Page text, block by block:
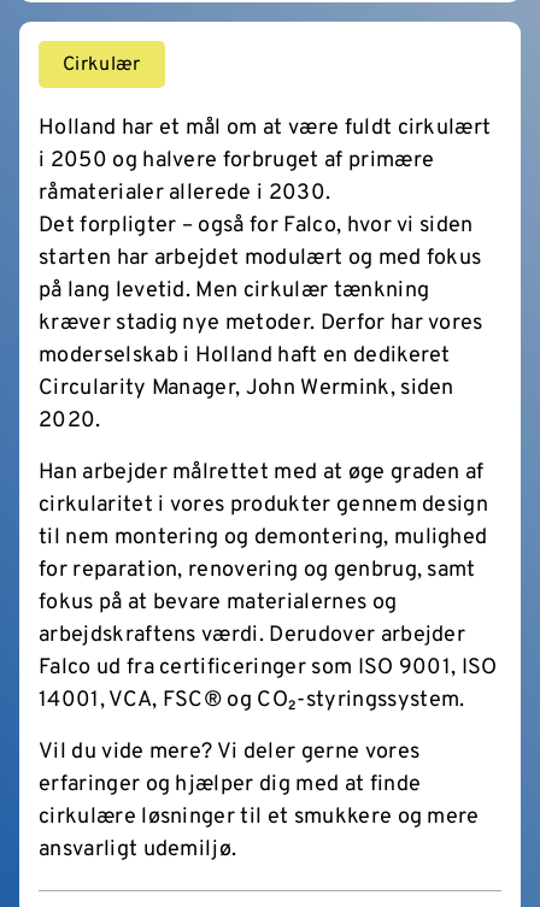
Cirkulær
Holland har et mål om at være fuldt cirkulært
i 2050 og halvere forbruget af primære
råmaterialer allerede i 2030.
Det forpligter – også for Falco, hvor vi siden
starten har arbejdet modulært og med fokus
på lang levetid. Men cirkulær tænkning
kræver stadig nye metoder. Derfor har vores
moderselskab i Holland haft en dedikeret
Circularity Manager, John Wermink, siden
2020.
Han arbejder målrettet med at øge graden af
cirkularitet i vores produkter gennem design
til nem montering og demontering, mulighed
for reparation, renovering og genbrug, samt
fokus på at bevare materialernes og
arbejdskraftens værdi. Derudover arbejder
Falco ud fra certificeringer som ISO 9001, ISO
14001, VCA, FSC® og CO₂-styringssystem.
Vil du vide mere? Vi deler gerne vores
erfaringer og hjælper dig med at finde
cirkulære løsninger til et smukkere og mere
ansvarligt udemiljø.